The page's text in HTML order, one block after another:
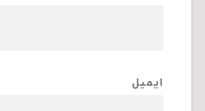
ایمیل